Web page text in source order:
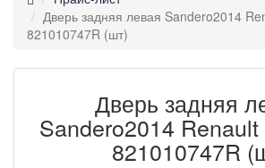
Дверь задняя левая Sandero2014
821010747R (шт)
Дверь задняя
Sandero2014 Renault
821010747R